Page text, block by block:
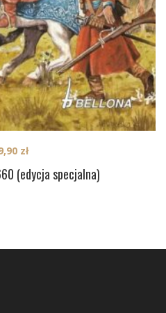
(edycja specjalna)
zł